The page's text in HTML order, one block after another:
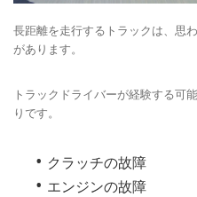
長距離を走行するトラックは、思
があります。
トラックドライバーが経験する可
りです。
クラッチの故障
エンジンの故障